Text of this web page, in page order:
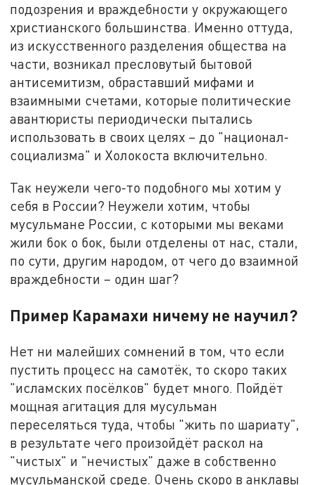
подозрения и враждебности у окружающего
христианского большинства. Именно оттуда,
из искусственного разделения общества на
части, возникал пресловутый бытовой
антисемитизм, обраставший мифами и
взаимными счетами, которые политические
авантюристы периодически пытались
использовать в своих целях – до "национал-
социализма" и Холокоста включительно.
Так неужели чего-то подобного мы хотим у
себя в России? Неужели хотим, чтобы
мусульмане России, с которыми мы веками
жили бок о бок, были отделены от нас, стали,
по сути, другим народом, от чего до взаимной
враждебности – один шаг?
Пример Карамахи ничему не научил?
Нет ни малейших сомнений в том, что если
пустить процесс на самотёк, то скоро таких
"исламских посёлков" будет много. Пойдёт
мощная агитация для мусульман
переселяться туда, чтобы "жить по шариату",
в результате чего произойдёт раскол на
"чистых" и "нечистых" даже в собственно
мусульманской среде. Очень скоро в анклавы